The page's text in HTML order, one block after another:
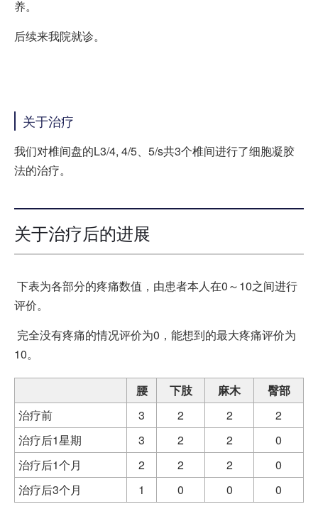
养。
后续来我院就诊。
关于治疗
我们对椎间盘的L3/4, 4/5、5/s共3个椎间进行了细胞凝胶
法的治疗。
关于治疗后的进展
下表为各部分的疼痛数值，由患者本人在0～10之间进行
评价。
完全没有疼痛的情况评价为0，能想到的最大疼痛评价为
10。
腰 下肢 麻木
臀部
治疗前
3 2 2
2
治疗后1星期
3 2 2
0
治疗后1个月
2 2 2
0
治疗后3个月
1 0 0 0